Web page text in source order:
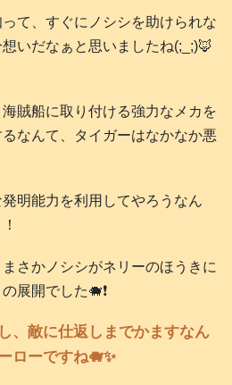
て、すぐにノシシを助けられな
いだなぁと思いましたね(;_;)🦊
賊船に取り付ける強力なメカを
なんて、タイガーはなかなか悪
明能力を利用してやろうなん
さかノシシがネリーのほうきに
展開でした🐗❗️
、敵に仕返しまでかますなん
ローですね🐗✨